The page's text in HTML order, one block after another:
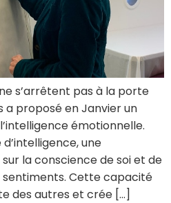
s’arrêtent pas à la porte
a proposé en Janvier un
émotionnelle.
une
la conscience de soi et de
Cette capacité
des autres et crée […]